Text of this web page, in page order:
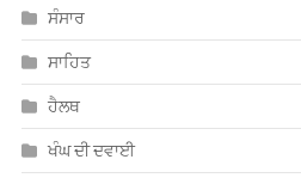
ਚੋਣਾਂ
ਤਬਾਦਲੇ
ਨੈਸ਼ਨਲ
ਨੌਕਰੀਆਂ